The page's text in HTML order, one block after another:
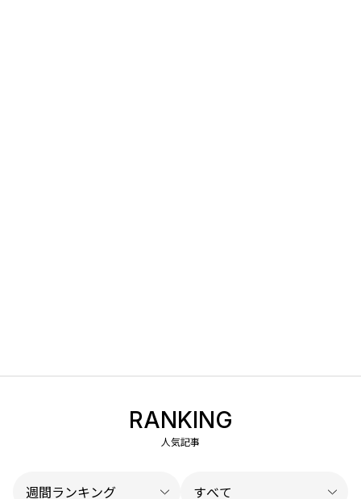
RANKING
人気記事